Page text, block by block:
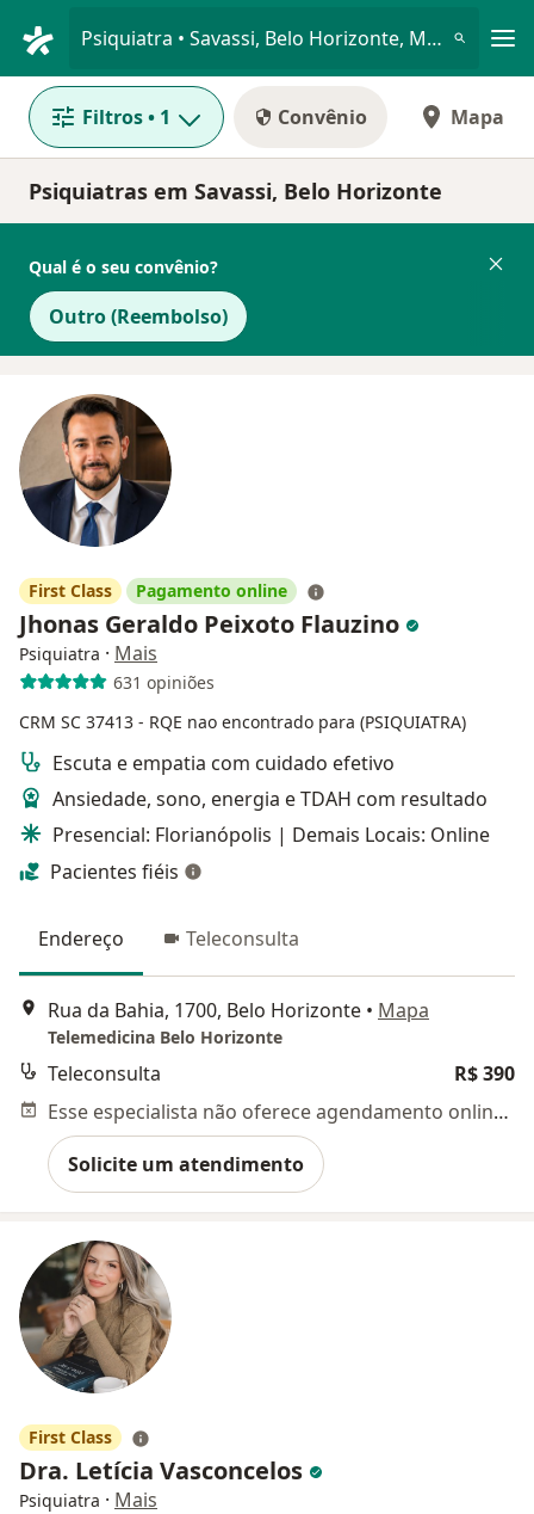
Psiquiatra • Savassi, Belo Horizonte, Minas Gerais MG
Filtros• 1 Convênio Mapa
Psiquiatras em Savassi, Belo Horizonte
Qual é o seu convênio?
Outro (Reembolso)
First Class Pagamento online
Jhonas Geraldo Peixoto Flauzino
Psiquiatra · Mais
631 opiniões
CRM SC 37413 - RQE nao encontrado para (PSIQUIATRA)
Escuta e empatia com cuidado efetivo
Ansiedade, sono, energia e TDAH com resultado
Presencial: Florianópolis | Demais Locais: Online
Pacientes fiéis
Endereço Teleconsulta
Rua da Bahia, 1700, Belo Horizonte • Mapa
Telemedicina Belo Horizonte
Teleconsulta
R$ 390
Esse especialista não oferece agendamento online para esse endereço.
Solicite um atendimento
First Class
Dra. Letícia Vasconcelos
Psiquiatra · Mais